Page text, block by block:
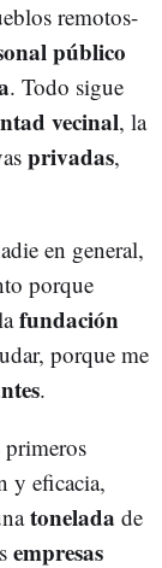
remotos-
público
. Todo sigue
vecinal, la
privadas,
en general,
porque
fundación
porque me
.
primeros
y eficacia,
tonelada de
empresas